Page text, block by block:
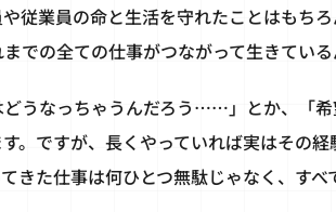
従業員の命と生活を守れたことはもち
での全ての仕事がつながって生きている
うなっちゃうんだろう……」とか、「
。ですが、長くやっていれば実はその
きた仕事は何ひとつ無駄じゃなく、すべ